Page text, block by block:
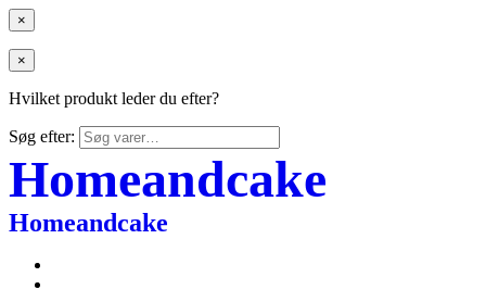
×
×
Hvilket produkt leder du efter?
Søg efter:
Homeandcake
Homeandcake